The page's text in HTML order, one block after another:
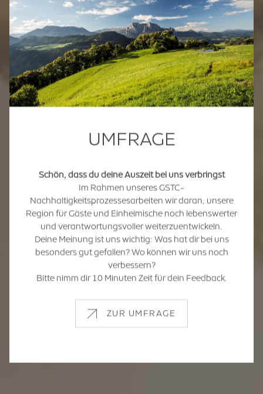
UMFRAGE
Schön, dass du deine Auszeit bei uns verbringst
Im Rahmen unseres GSTC-
Nachhaltigkeitsprozessesarbeiten wir daran, unsere
Region für Gäste und Einheimische noch lebenswerter
und verantwortungsvoller weiterzuentwickeln.
Deine Meinung ist uns wichtig: Was hat dir bei uns
besonders gut gefallen? Wo können wir uns noch
verbessern?
Bitte nimm dir 10 Minuten Zeit für dein Feedback.
ZUR UMFRAGE